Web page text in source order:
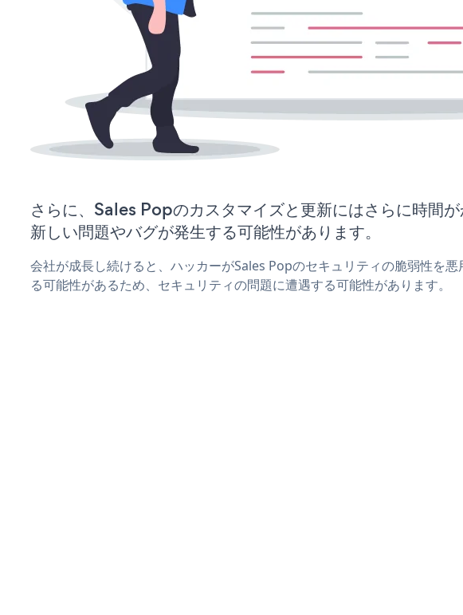
さらに、Sales Popのカスタマイズと更新にはさらに時間が
新しい問題やバグが発生する可能性があります。
会社が成長し続けると、ハッカーがSales Popのセキュリティの脆弱性を悪
る可能性があるため、セキュリティの問題に遭遇する可能性があります。